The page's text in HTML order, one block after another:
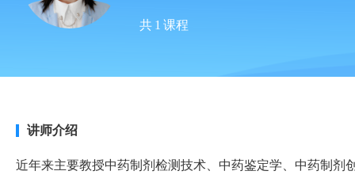
共 1 课程
讲师介绍
近年来主要教授中药制剂检测技术、中药鉴定学、中药制剂